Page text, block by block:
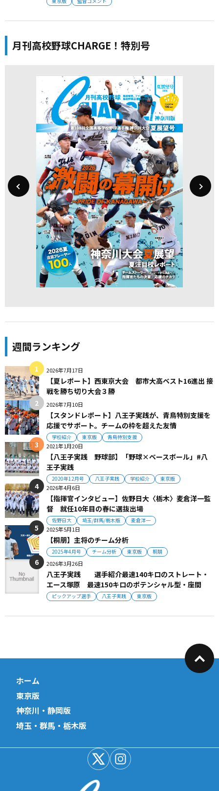
月刊高校野球CHARGE！特別号
週間ランキング
2026年7月17日
【夏レポート】西東京大会 都市大高ベスト16進出 接
戦を勝ち切り大会３勝
2026年7月10日
【スタンドレポート】八王子実践が、青鳥特別支援を
応援でサポート。チームの枠を超えた友情
学校紹介 東京版 青鳥特別支援
2021年1月20日
【八王子実践 野球部】「野球×ベースボール」#八
王子実践
2020年12月号 八王子実践 学校紹介 東京版
2026年4月6日
【指揮官インタビュー】佐野日大〈栃木〉麦倉洋一監
督 就任10年目の春に選抜出場
佐野日大 埼玉/群馬/栃木版 麦倉洋一
2025年5月1日
【桐朋】主将のチーム分析
2025年4月号 チーム分析 東京版 桐朋
2026年3月26日
八王子実践 選手紹介最速140キロのストレート・
エース塚原 最速150キロのポテンシャル型・座間
ピックアップ選手 八王子実践 東京版
ホーム
東京版
神奈川・静岡版
埼玉・群馬・栃木版